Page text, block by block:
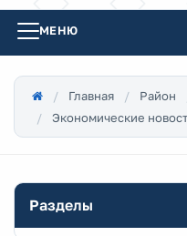
МЕНЮ
Главная Район
Экономические
Разделы